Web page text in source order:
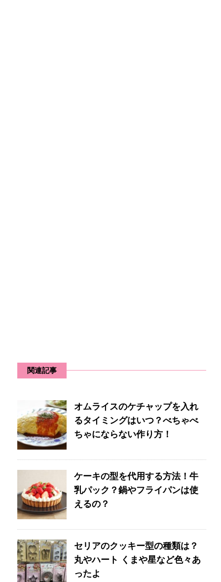
関連記事
オムライスのケチャップを入れ
るタイミングはいつ？べちゃべ
ちゃにならない作り方！
ケーキの型を代用する方法！牛
乳パック？鍋やフライパンは使
えるの？
セリアのクッキー型の種類は？
丸やハート くまや星など色々あ
ったよ